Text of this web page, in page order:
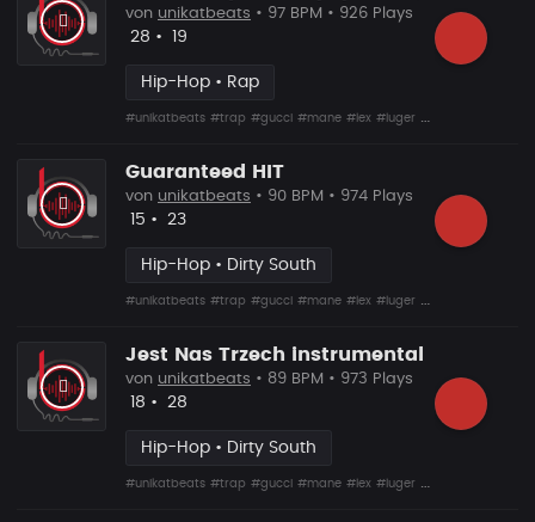
von unikatbeats • 97 BPM • 926 Plays
Likes
28 • Vorgeschlagen
19
Hip-Hop • Rap
#unikatbeats #trap #gucci #mane #lex #luger #drumma
Guaranteed HIT
von unikatbeats • 90 BPM • 974 Plays
Likes
15 • Vorgeschlagen
23
Hip-Hop • Dirty South
#unikatbeats #trap #gucci #mane #lex #luger #drumma
Jest Nas Trzech instrumental
von unikatbeats • 89 BPM • 973 Plays
Likes
18 • Vorgeschlagen
28
Hip-Hop • Dirty South
#unikatbeats #trap #gucci #mane #lex #luger #drumma